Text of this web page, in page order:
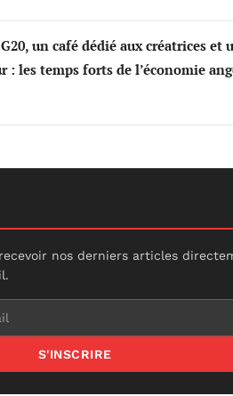
un café dédié aux créatrices et
: les temps forts de l’économie
nos derniers articles
S'INSCRIRE